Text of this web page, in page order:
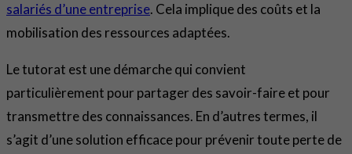
salariés d’une entreprise. Cela implique des coûts et la
mobilisation des ressources adaptées.
Le tutorat est une démarche qui convient
particulièrement pour partager des savoir-faire et pour
transmettre des connaissances. En d’autres termes, il
s’agit d’une solution efficace pour prévenir toute perte de